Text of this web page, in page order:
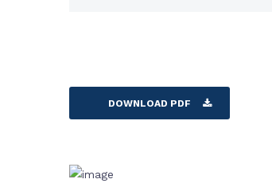
DOWNLOAD PDF